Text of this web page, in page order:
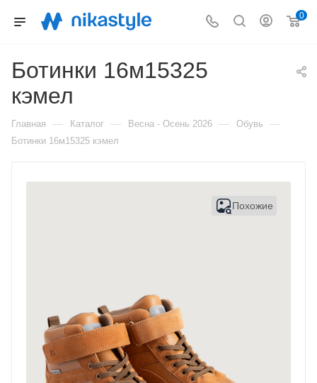
0
Ботинки 16м15325
кэмел
Главная — Каталог — Весна - Осень 2026 — Обувь —
Ботинки 16м15325 кэмел
Похожие